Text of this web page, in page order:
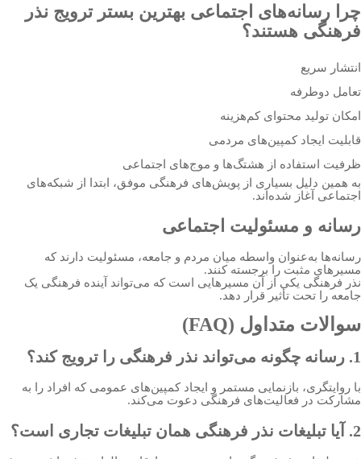
چرا رسانه‌های اجتماعی بهترین بستر ترویج نذر
فرهنگی هستند؟
انتشار سریع
تعامل دوطرفه
امکان تولید محتوای کم‌هزینه
قابلیت ایجاد کمپین‌های مردمی
ظرفیت استفاده از هشتگ‌ها و موج‌های اجتماعی
به همین دلیل بسیاری از پویش‌های فرهنگی موفق، ابتدا از شبکه‌های
اجتماعی آغاز شده‌اند.
رسانه و مسئولیت اجتماعی
رسانه‌ها به‌عنوان واسطه میان مردم و جامعه، مسئولیت دارند که
مسیرهای مثبت را برجسته کنند.
نذر فرهنگی یکی از آن مسیرهایی است که می‌تواند آینده فرهنگی یک
جامعه را تحت تأثیر قرار دهد.
سوالات متداول (FAQ)
1. رسانه چگونه می‌تواند نذر فرهنگی را ترویج کند؟
با روایتگری، بازنمایی مستمر و ایجاد کمپین‌های عمومی که افراد را به
مشارکت در فعالیت‌های فرهنگی دعوت می‌کند.
2. آیا تبلیغات نذر فرهنگی همان تبلیغات تجاری است؟